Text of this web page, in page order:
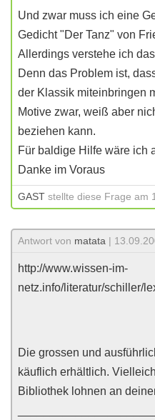
Und zwar muss ich eine
Gedicht "Der Tanz" von
Allerdings verstehe ich
Denn das Problem ist,
der Klassik miteinbringen
Motive zwar, weiß aber
beziehen kann.
Für baldige Hilfe wäre ich
Danke im Voraus
GAST stellte diese Frage am
Antwort von matata |
http://www.wissen-im-
netz.info/literatur/schiller/
Die grossen und
käuflich erhältlich.
Bibliothek lohnen an